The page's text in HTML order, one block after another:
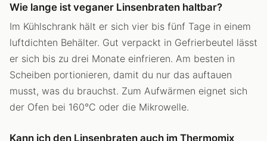
Wie lange ist veganer Linsenbraten haltbar?
Im Kühlschrank hält er sich vier bis fünf Tage in einem
luftdichten Behälter. Gut verpackt in Gefrierbeutel lässt
er sich bis zu drei Monate einfrieren. Am besten in
Scheiben portionieren, damit du nur das auftauen
musst, was du brauchst. Zum Aufwärmen eignet sich
der Ofen bei 160°C oder die Mikrowelle.
Kann ich den Linsenbraten auch im Thermomix